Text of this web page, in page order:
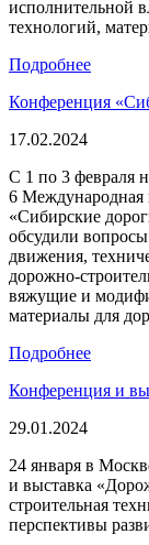
исполнительной
технологий,
Подробнее
Конференция
17.02.2024
С 1 по 3 февраля
6 Международная
«Сибирские
обсудили
движения,
дорожно-
вяжущие и
материалы для
Подробнее
Конференция и
29.01.2024
24 января в
и выставка
строительная
перспективы